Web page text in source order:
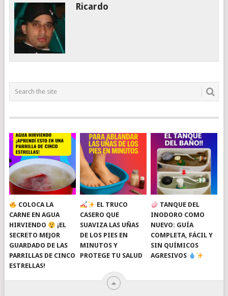
Ricardo
COLOCA LA
CARNE EN AGUA
HIRVIENDO
¡EL
SECRETO MEJOR
GUARDADO DE LAS
PARRILLAS DE CINCO
ESTRELLAS!
EL TRUCO
CASERO QUE
SUAVIZA LAS UÑAS
DE LOS PIES EN
MINUTOS Y
PROTEGE TU SALUD
TANQUE DEL
INODORO COMO
NUEVO: GUÍA
COMPLETA, FÁCIL Y
SIN QUÍMICOS
AGRESIVOS